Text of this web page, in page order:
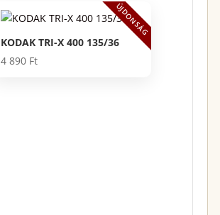
ÚJDONSÁG
KODAK TRI-X 400 135/36
4 890 Ft